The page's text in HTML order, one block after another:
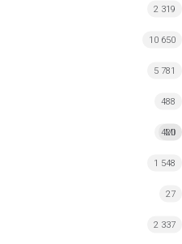
2 319
10 650
5 781
488
MI
420
1 548
27
2 337